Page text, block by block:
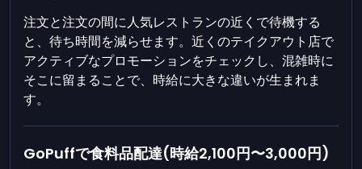
注文と注文の間に人気レストランの近くで待機する
と、待ち時間を減らせます。近くのテイクアウト店で
アクティブなプロモーションをチェックし、混雑時に
そこに留まることで、時給に大きな違いが生まれま
す。
GoPuffで食料品配達(時給2,100円〜3,000円)